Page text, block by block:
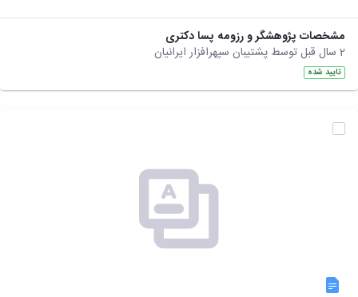
مشخصات پژوهشگر و رزومه پسا دکتری
تایید شده